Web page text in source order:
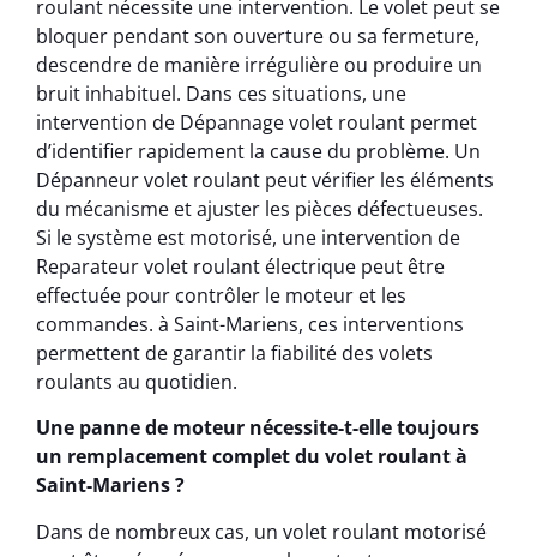
roulant nécessite une intervention. Le volet peut se
bloquer pendant son ouverture ou sa fermeture,
descendre de manière irrégulière ou produire un
bruit inhabituel. Dans ces situations, une
intervention de Dépannage volet roulant permet
d’identifier rapidement la cause du problème. Un
Dépanneur volet roulant peut vérifier les éléments
du mécanisme et ajuster les pièces défectueuses.
Si le système est motorisé, une intervention de
Reparateur volet roulant électrique peut être
effectuée pour contrôler le moteur et les
commandes. à Saint-Mariens, ces interventions
permettent de garantir la fiabilité des volets
roulants au quotidien.
Une panne de moteur nécessite-t-elle toujours
un remplacement complet du volet roulant à
Saint-Mariens ?
Dans de nombreux cas, un volet roulant motorisé